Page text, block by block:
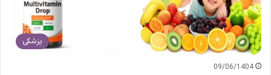
پزشکی
09/06/1404